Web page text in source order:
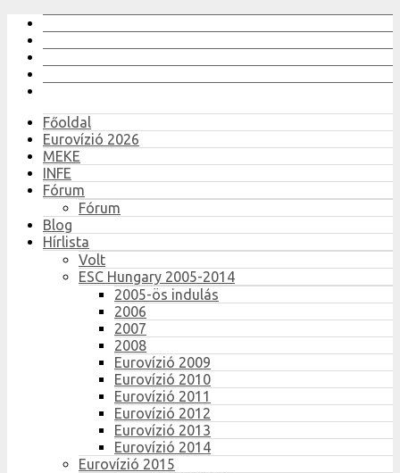
Főoldal
Eurovízió 2026
MEKE
INFE
Fórum
Fórum
Blog
Hírlista
Volt
ESC Hungary 2005-2014
2005-ös indulás
2006
2007
2008
Eurovízió 2009
Eurovízió 2010
Eurovízió 2011
Eurovízió 2012
Eurovízió 2013
Eurovízió 2014
Eurovízió 2015